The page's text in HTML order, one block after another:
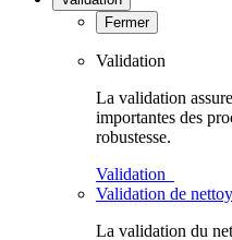
Fermer
Validation
La validation
importantes des
robustesse.
Validation
Validation de
La validation du